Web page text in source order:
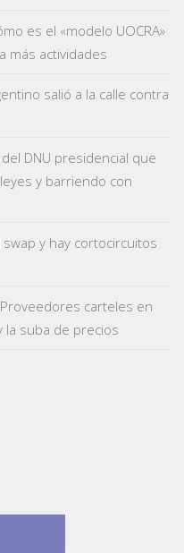
es el «modelo UOCRA»
más actividades
salió a la calle contra
DNU presidencial que
y barriendo con
y hay cortocircuitos
carteles en
la suba de precios